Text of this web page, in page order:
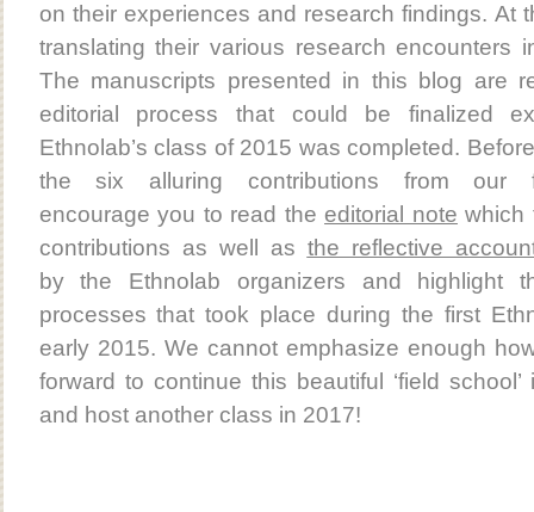
on their experiences and research findings. At
translating their various research encounters
The manuscripts presented in this blog are
editorial process that could be finalized
Ethnolab’s class of 2015 was completed.
the six alluring contributions from our
encourage you to read the editorial note which
contributions as well as the reflective
by the Ethnolab organizers and highlight
processes that took place during the first
early 2015. We cannot emphasize enough
forward to continue this beautiful ‘field
and host another class in 2017!